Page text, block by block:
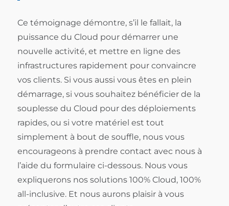
Ce témoignage démontre, s’il le fallait, la
puissance du Cloud pour démarrer une
nouvelle activité, et mettre en ligne des
infrastructures rapidement pour convaincre
vos clients. Si vous aussi vous êtes en plein
démarrage, si vous souhaitez bénéficier de la
souplesse du Cloud pour des déploiements
rapides, ou si votre matériel est tout
simplement à bout de souffle, nous vous
encourageons à prendre contact avec nous à
l’aide du formulaire ci-dessous. Nous vous
expliquerons nos solutions 100% Cloud, 100%
all-inclusive. Et nous aurons plaisir à vous